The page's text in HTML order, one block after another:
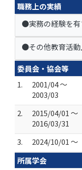
職務上の実績
●実務の経験を有
●その他教育活動
委員会・協会等
1.
2001/04 ～
2003/03
2.
2015/04/01 ～
2016/03/31
3.
2024/10/01 ～
所属学会